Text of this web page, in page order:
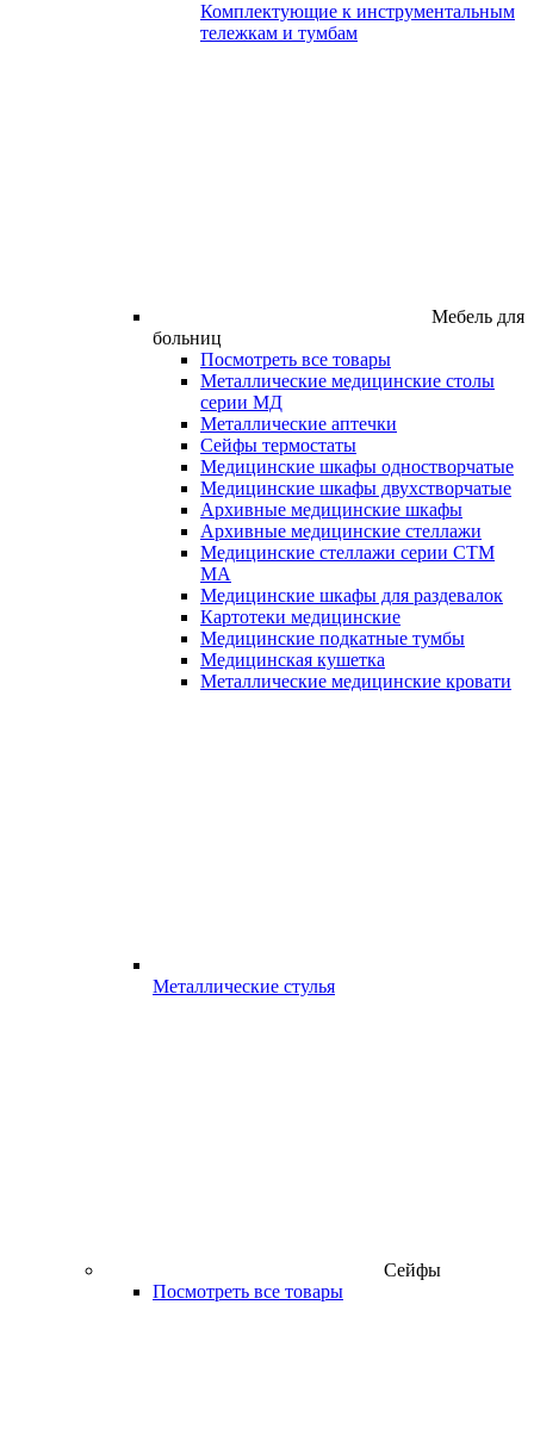
Комплектующие к инструментальным
тележкам и тумбам
Мебель для
больниц
Посмотреть все товары
Металлические медицинские столы
серии МД
Металлические аптечки
Сейфы термостаты
Медицинские шкафы одностворчатые
Медицинские шкафы двухстворчатые
Архивные медицинские шкафы
Архивные медицинские стеллажи
Медицинские стеллажи серии СТМ
МА
Медицинские шкафы для раздевалок
Картотеки медицинские
Медицинские подкатные тумбы
Медицинская кушетка
Металлические медицинские кровати
Металлические стулья
Сейфы
Посмотреть все товары